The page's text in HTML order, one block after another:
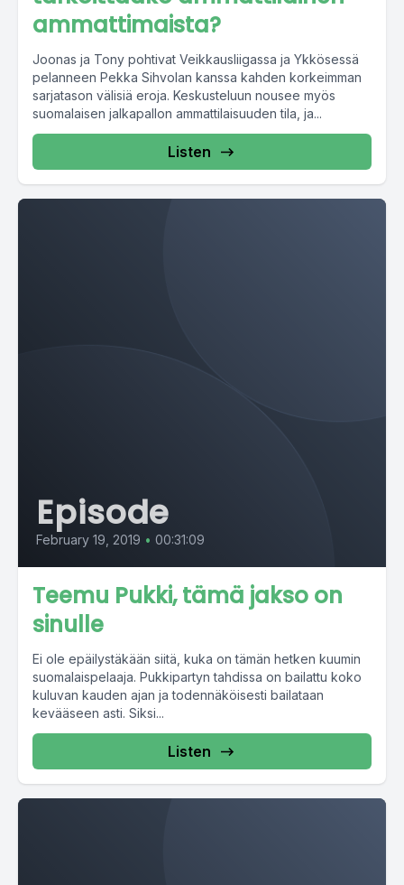
ammattimaista?
Joonas ja Tony pohtivat Veikkausliigassa ja Ykkösessä
pelanneen Pekka Sihvolan kanssa kahden korkeimman
sarjatason välisiä eroja. Keskusteluun nousee myös
suomalaisen jalkapallon ammattilaisuuden tila, ja...
Listen
Episode
February 19, 2019 • 00:31:09
Teemu Pukki, tämä jakso on
sinulle
Ei ole epäilystäkään siitä, kuka on tämän hetken kuumin
suomalaispelaaja. Pukkipartyn tahdissa on bailattu koko
kuluvan kauden ajan ja todennäköisesti bailataan
kevääseen asti. Siksi...
Listen